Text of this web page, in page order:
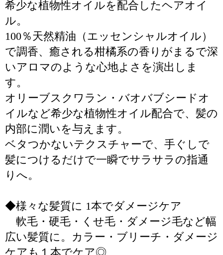
希少な植物性オイルを配合したヘアオイ
ル。
100％天然精油（エッセンシャルオイル）
で調香、癒される柑橘系の香りがまるで深
いアロマのような心地よさを演出しま
す。
オリーブスクワラン・バオバブシードオ
イルなど希少な植物性オイル配合で、髪の
内部に潤いを与えます。
ベタつかないテクスチャーで、手ぐしで
髪につけるだけで一瞬でサラサラの指通
りへ。
◆様々な髪質に 1本でダメージケア
軟毛・硬毛・くせ毛・ダメージ毛など幅
広い髪質に。カラー・ブリーチ・ダメージ
ケアも１本でケア◎